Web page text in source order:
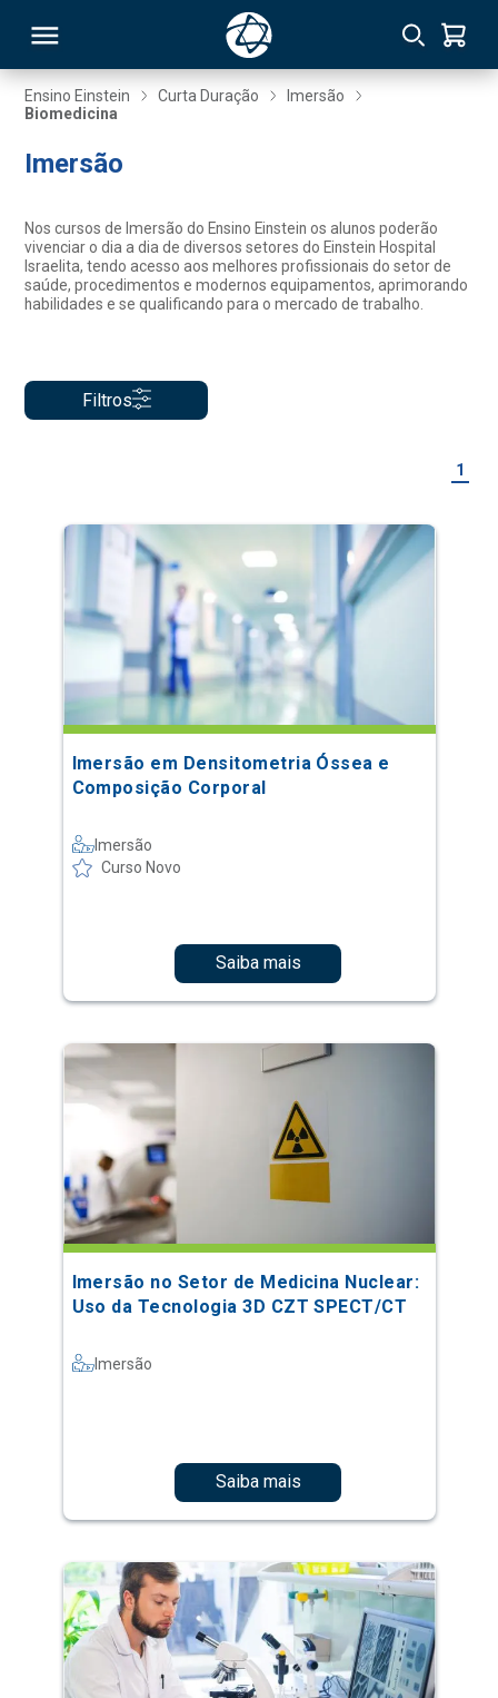
Ensino Einstein Curta Duração
Imersão
Biomedicina
Imersão
Nos cursos de Imersão do Ensino Einstein os alunos poderão
vivenciar o dia a dia de diversos setores do Einstein Hospital
Israelita, tendo acesso aos melhores profissionais do setor de
saúde, procedimentos e modernos equipamentos, aprimorando
habilidades e se qualificando para o mercado de trabalho.
Filtros
1
Imersão em Densitometria Óssea e
Composição Corporal
Imersão
Curso Novo
Saiba mais
Imersão no Setor de Medicina Nuclear:
Uso da Tecnologia 3D CZT SPECT/CT
Imersão
Saiba mais